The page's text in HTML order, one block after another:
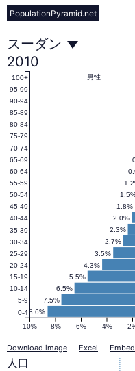
PopulationPyramid.net
ス
ー
ダ
ン
の
人
口
ピ
ラ
スーダン
2010
8.6%
7.5%
6.5%
5.5%
4.3%
3.5%
2.7%
2.3%
2.0%
1.8%
男性
10% 8% 6% 4%
0-4
5-9
10-14
15-19
20-24
25-29
30-34
35-39
40-44
45-49
50-54
55-59
60-64
65-69
70-74
75-79
80-84
85-89
90-94
95-99
100+
Download image - Excel - Embed
人口